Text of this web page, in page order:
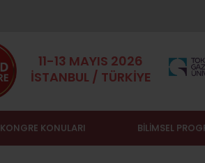
11-13 MAYIS 2026
İSTANBUL / TÜRKİYE
KONGRE KONULARI BİLİMSEL